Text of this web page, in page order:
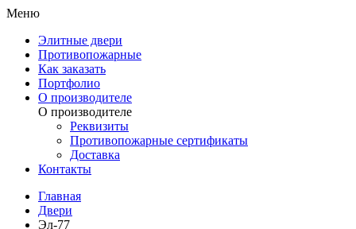
Меню
Элитные двери
Противопожарные
Как заказать
Портфолио
О производителе
О производителе
Реквизиты
Противопожарные сертификаты
Доставка
Контакты
Главная
Двери
Эл-77